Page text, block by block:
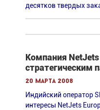
десятков твердых
Компания
стратегическим
20 марта 2008
Индийский оператор
интересы NetJets